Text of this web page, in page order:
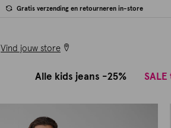
Gratis verzending en retourneren in-store
Vind jouw store
Alle kids jeans -25%